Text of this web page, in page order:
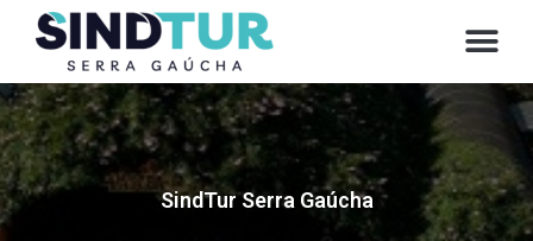
SindTur Serra Gaúcha